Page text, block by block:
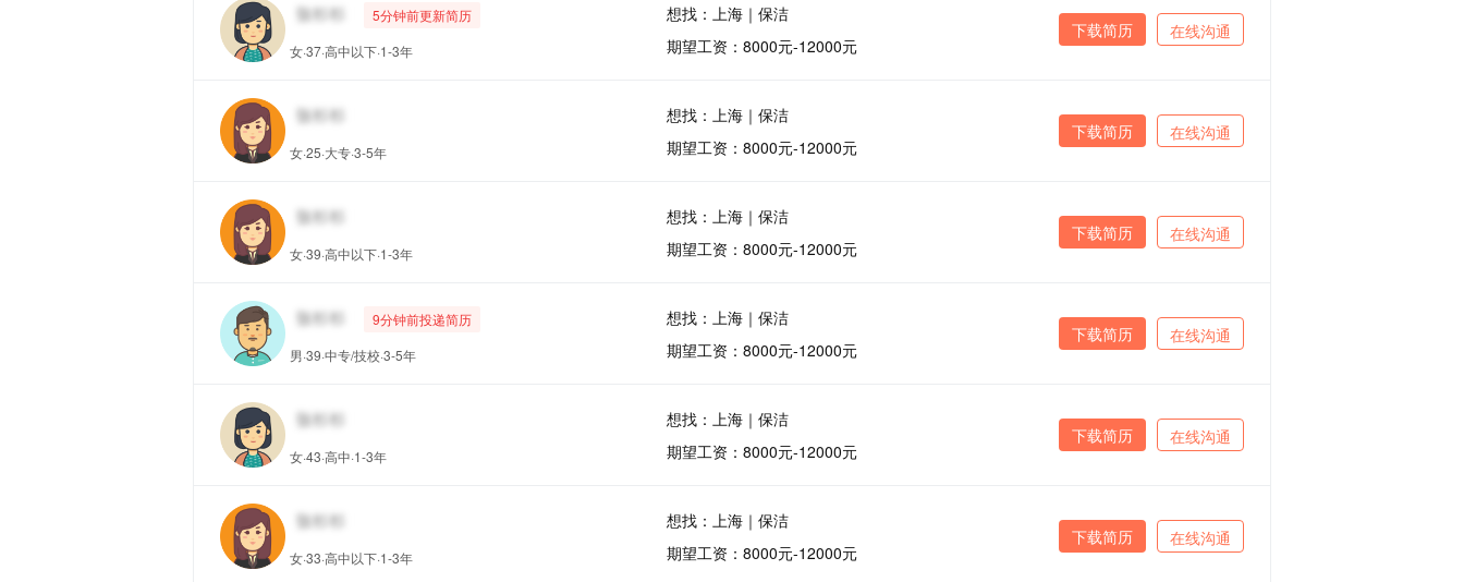
5分钟前更新简历
女·37·高中以下·1-3年
想找：上海｜保洁
期望工资：8000元-12000元
在线沟通
下载简历
女·25·大专·3-5年
想找：上海｜保洁
期望工资：8000元-12000元
在线沟通
下载简历
女·39·高中以下·1-3年
想找：上海｜保洁
期望工资：8000元-12000元
在线沟通
下载简历
9分钟前投递简历
男·39·中专/技校·3-5年
想找：上海｜保洁
期望工资：8000元-12000元
在线沟通
下载简历
女·43·高中·1-3年
想找：上海｜保洁
期望工资：8000元-12000元
在线沟通
下载简历
女·33·高中以下·1-3年
想找：上海｜保洁
期望工资：8000元-12000元
在线沟通
下载简历